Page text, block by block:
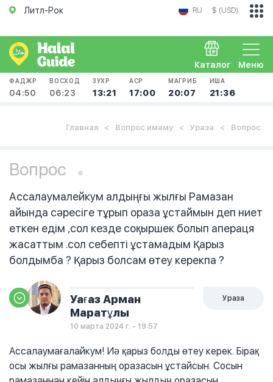
Литл-Рок RU $ (USD)
Меню
Каталог
ФАДЖР
04:50
ВОСХОД
06:23
ЗУХР
13:21
АСР
17:00
МАГРИБ
20:07
ИША
21:36
Главная Вопрос имаму Ураза Вопрос
Вопрос
Ассалаумалейкум алдыңғы жылғы Рамазан
айында сәресіге тұрып ораза ұстаймын деп ниет
еткен едім ,сол кезде соқыршек болып апераця
жасаттым .сол себепті ұстамадым Қарыз
болдымба ? Қарыз болсам өтеу керекпа ?
Уағаз Арман
Маратұлы
10 марта 2024 г. - 19:57
Ураза
Ассалаумағалайкум! Иә қарыз болды өтеу керек. Бірақ
осы жылғы рамазанның оразасын ұстайсын. Сосын